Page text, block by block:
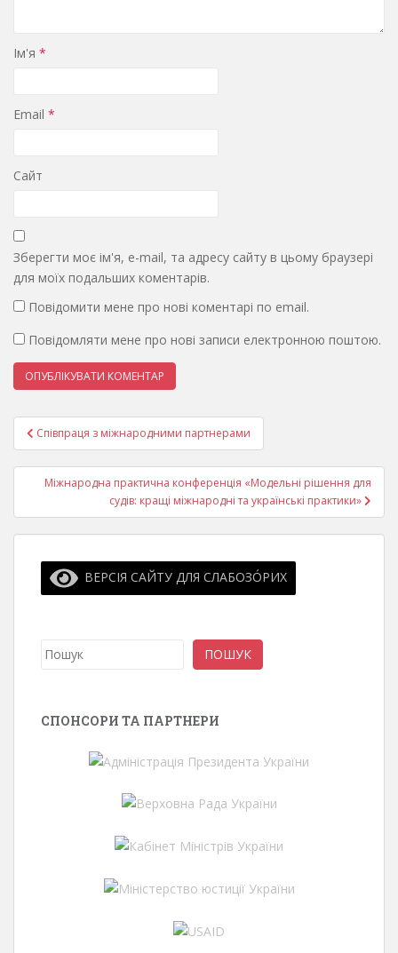
Ім'я *
Email *
Сайт
Зберегти моє ім'я, e-mail, та адресу сайту в цьому браузері
для моїх подальших коментарів.
Повідомити мене про нові коментарі по email.
Повідомляти мене про нові записи електронною поштою.
Навігація
записів
Співпраця з міжнародними партнерами
Міжнародна практична конференція «Модельні рішення для
судів: кращі міжнародні та українські практики»
ВЕРСІЯ САЙТУ ДЛЯ СЛАБОЗО́РИХ
Пошук ПОШУК
СПОНСОРИ ТА ПАРТНЕРИ